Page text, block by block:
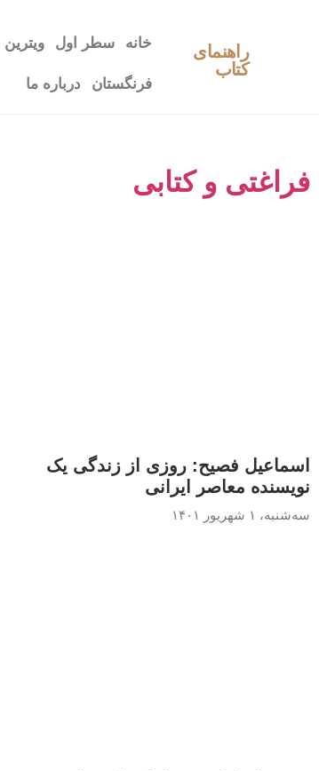
راهنمای
کتاب
خانه سطر اول ویترین
فرنگستان درباره ما
فراغتی و کتابی
اسماعیل فصیح: روزی از زندگی یک
نویسنده معاصر ایرانی
سه‌شنبه، ۱ شهریور ۱۴۰۱